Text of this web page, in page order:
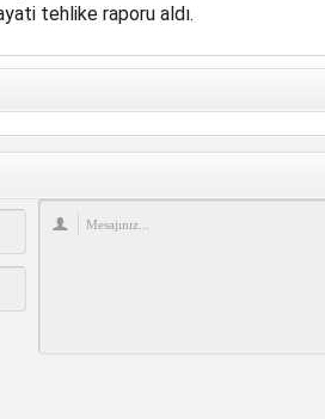
tehlike raporu aldı.